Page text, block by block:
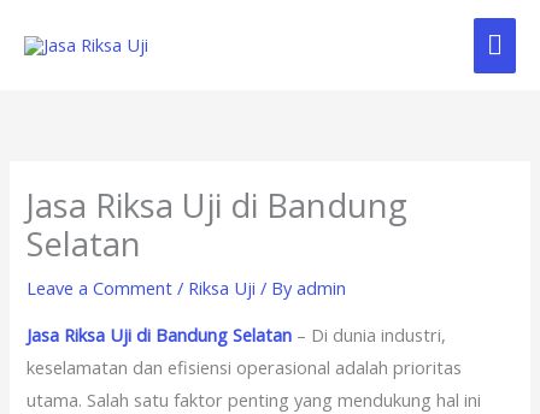
Jasa Riksa Uji di Bandung
Selatan
Leave a Comment / Riksa Uji / Byadmin
Jasa Riksa Uji di Bandung Selatan – Di dunia industri,
keselamatan dan efisiensi operasional adalah prioritas
utama. Salah satu faktor penting yang mendukung hal ini